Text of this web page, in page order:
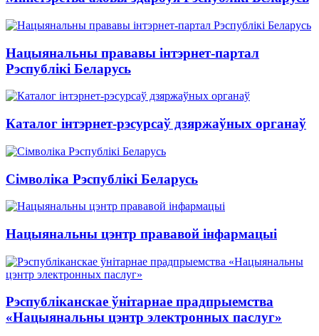
Нацыянальны прававы інтэрнет-партал
Рэспублікі Беларусь
Каталог інтэрнет-рэсурсаў дзяржаўных органаў
Сімволіка Рэспублікі Беларусь
Нацыянальны цэнтр прававой інфармацыі
Рэспубліканскае ўнітарнае прадпрыемства
«Нацыянальны цэнтр электронных паслуг»